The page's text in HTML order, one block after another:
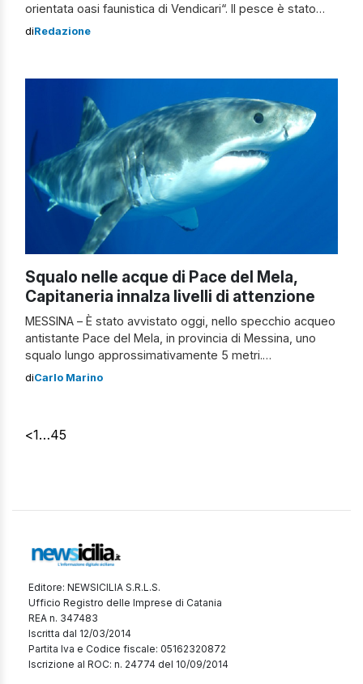
orientata oasi faunistica di Vendicari“. Il pesce è stato
avvistato da un team di ricercatori dell’Ispra. Proprio
“alien@isprambiente.it“. Il pesce è uno dei più pericolosi
al mondo, un vero e proprio […]
diRedazione
Squalo nelle acque di Pace del Mela,
Capitaneria innalza livelli di attenzione
MESSINA – È stato avvistato oggi, nello specchio acqueo
antistante Pace del Mela, in provincia di Messina, uno
squalo lungo approssimativamente 5 metri.
Tempestivamente è arrivata la segnalazione sulla
l’allontanamento eccessivo dalla spiaggia. La […]
diCarlo Marino
<1…45
Editore: NEWSICILIA S.R.L.S.
Ufficio Registro delle Imprese di Catania
REA n. 347483
Iscritta dal 12/03/2014
Partita Iva e Codice fiscale: 05162320872
Iscrizione al ROC: n. 24774 del 10/09/2014